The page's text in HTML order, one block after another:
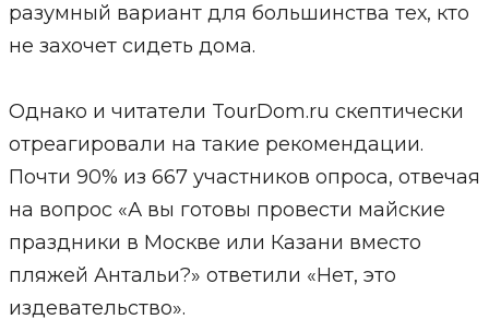
разумный вариант для большинства тех, кто
не захочет сидеть дома.
Однако и читатели TourDom.ru скептически
отреагировали на такие рекомендации.
Почти 90% из 667 участников опроса, отвечая
на вопрос «А вы готовы провести майские
праздники в Москве или Казани вместо
пляжей Антальи?» ответили «Нет, это
издевательство».